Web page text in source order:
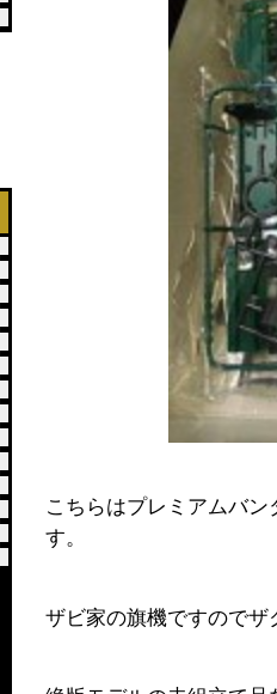
こちらはプレミアムバ
す。
ザビ家の旗機ですのでザ